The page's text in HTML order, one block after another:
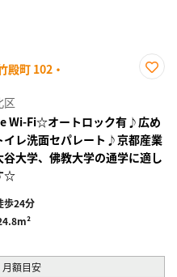
町 102・
録
区
Wi-Fi☆オートロック有♪広め
イレ洗面セパレート♪京都産業
谷大学、佛教大学の通学に適し
☆
歩24分
月額目安